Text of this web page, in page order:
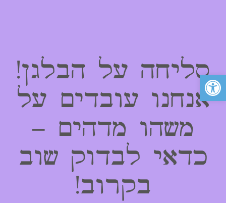
פתח סרגל נגישות
סליחה על הבלגן!
אנחנו עובדים על
משהו מדהים –
כדאי לבדוק שוב
בקרוב!